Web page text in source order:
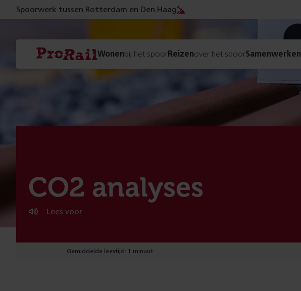
Spoorwerk tussen Rotterdam en Den Haag
Navigatie
Homepage
ProRail
Wonenbij het spoorReizenover het spoorSamenwerken
:
CO2 analyses
Lees voor
Gemiddelde leestijd: 1 minuut